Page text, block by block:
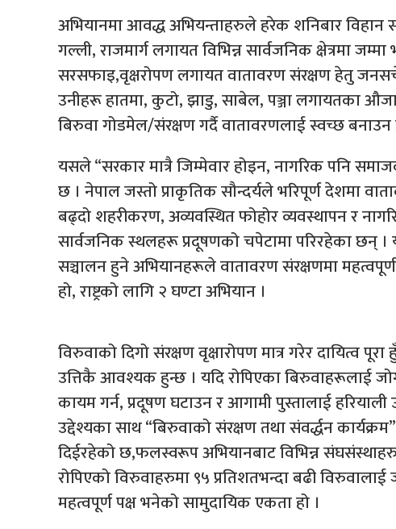
अभियानमा आवद्ध अभियन्ताहरुले हरेक शनिबार
गल्ली, राजमार्ग लगायत विभिन्न सार्वजनिक क्षेत्रमा
सरसफाइ,वृक्षरोपण लगायत वातावरण संरक्षण हेतु
उनीहरू हातमा, कुटो, झाडु, साबेल, पञ्जा लगायतका
बिरुवा गोडमेल/संरक्षण गर्दै वातावरणलाई स्वच्छ बनाउन
यसले “सरकार मात्रै जिम्मेवार होइन, नागरिक पनि
छ । नेपाल जस्तो प्राकृतिक सौन्दर्यले भरिपूर्ण देशमा
बढ्दो शहरीकरण, अव्यवस्थित फोहोर व्यवस्थापन र
सार्वजनिक स्थलहरू प्रदूषणको चपेटामा परिरहेका छन् ।
सञ्चालन हुने अभियानहरूले वातावरण संरक्षणमा
हो, राष्ट्रको लागि २ घण्टा अभियान ।
विरुवाको दिगो संरक्षण वृक्षारोपण मात्र गरेर दायित्व
उत्तिकै आवश्यक हुन्छ । यदि रोपिएका बिरुवाहरूलाई
कायम गर्न, प्रदूषण घटाउन र आगामी पुस्तालाई
उद्देश्यका साथ “बिरुवाको संरक्षण तथा संवर्द्धन
दिईरहेको छ,फलस्वरूप अभियानबाट विभिन्न
रोपिएको विरुवाहरुमा ९५ प्रतिशतभन्दा बढी
महत्वपूर्ण पक्ष भनेको सामुदायिक एकता हो ।